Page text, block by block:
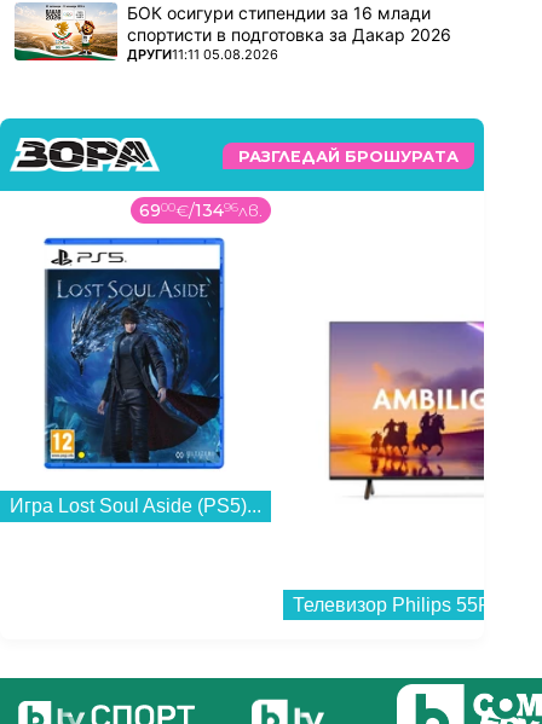
БОК осигури стипендии за 16 млади
спортисти в подготовка за Дакар 2026
ПОВЕЧЕ ОТ
ДРУГИ11:11 05.08.2026
РАЗГЛЕДАЙ БРОШУРАТА
6900€/13496лв.
Игра Lost Soul Aside (PS5)...